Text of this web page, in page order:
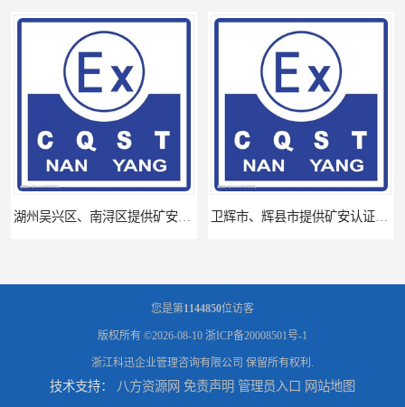
您是第1144850位访客
版权所有 ©2026-08-10 浙ICP备20008501号-1
浙江科迅企业管理咨询有限公司 保留所有权利.
技术支持： 八方资源网 免责声明 管理员入口 网站地图